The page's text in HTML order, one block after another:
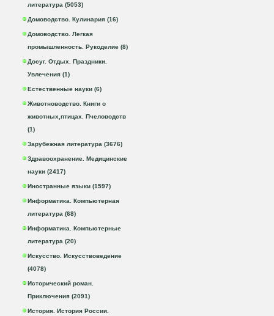
литература (5053)
Домоводство. Кулинария (16)
Домоводство. Легкая
промышленность. Рукоделие (8)
Досуг. Отдых. Праздники.
Увлечения (1)
Естественные науки (6)
Животноводство. Книги о
животных,птицах. Пчеловодств
(1)
Зарубежная литература (3676)
Здравоохранение. Медицинские
науки (2417)
Иностранные языки (1597)
Информатика. Компьютерная
литература (68)
Информатика. Компьютерные
литература (20)
Искусство. Искусствоведение
(4078)
Исторический роман.
Приключения (2091)
История. История России.